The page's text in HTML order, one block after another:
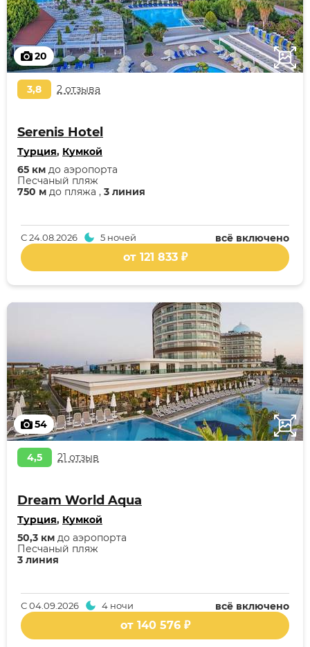
20
3,8 2 отзыва
Serenis Hotel
Турция, Кумкой
750 м до пляжа , 3 линия
Песчаный пляж
65 км до аэропорта
всё включено
С24.08.2026 5 ночей
от 121 833 ₽
54
4,5 21 отзыв
Dream World Aqua
Турция, Кумкой
3 линия
Песчаный пляж
50,3 км до аэропорта
всё включено
С04.09.2026 4 ночи
от 140 576 ₽